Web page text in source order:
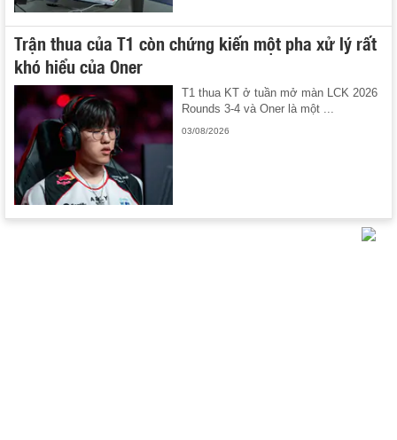
Trận thua của T1 còn chứng kiến một pha xử lý rất
khó hiểu của Oner
T1 thua KT ở tuần mở màn LCK 2026
Rounds 3-4 và Oner là một ...
03/08/2026